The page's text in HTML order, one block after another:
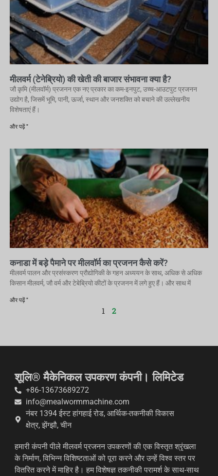
मीलवर्म (टेनेब्रियो) की खेती की बाजार संभावना क्या है?
जौ कृमि (मीलवॉर्म) प्रजनन एक नए प्रकार का कम-इनपुट, उच्च-आउटपुट प्रजनन
उद्योग है, जिसमें भूमि, पानी, ऊर्जा, स्थान और जनशक्ति को बचाने की उल्लेखनीय
विशेषताएं हैं।
और पढ़ें "
कनाडा में बड़े पैमाने पर मीलवॉर्म का प्रजनन कैसे करें?
मीलवर्म पालन और प्रसंस्करण प्रौद्योगिकी के गहन अध्ययन के साथ, अधिक से अधिक
किसान मीलवर्म, जौ वर्म और टेबेब्रियो कीटों के प्रजनन में लगे हुए हैं। और साथ में
और पढ़ें "
1 2
शूलि® मैकेनिकल उपकरण कंपनी। लिमिटेड
+86-13673689272
info@mealwormmachine.com
नंबर 1394 ईस्ट हांगहाई रोड, आर्थिक-तकनीकी विकास
क्षेत्र, झेंग्झौ, चीन
हमारी कंपनी पीले मीलवर्म प्रजनन उपकरणों की एक विस्तृत श्रृंखला
के निर्माण, विभिन्न विशिष्टताओं को पूरा करने और उन्हें विश्व स्तर पर
वितरित करने में माहिर है। हम विशेषज्ञ तकनीकी परामर्श के साथ-साथ